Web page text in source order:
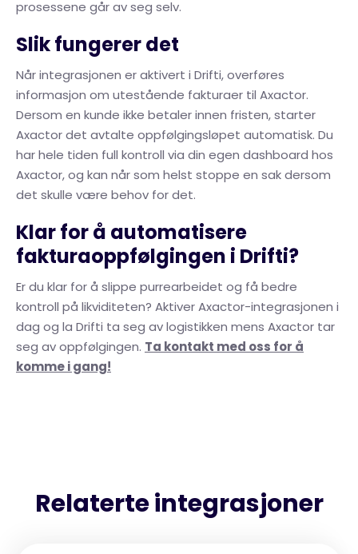
prosessene går av seg selv.
Slik fungerer det
Når integrasjonen er aktivert i Drifti, overføres
informasjon om utestående fakturaer til Axactor.
Dersom en kunde ikke betaler innen fristen, starter
Axactor det avtalte oppfølgingsløpet automatisk. Du
har hele tiden full kontroll via din egen dashboard hos
Axactor, og kan når som helst stoppe en sak dersom
det skulle være behov for det.
Klar for å automatisere
fakturaoppfølgingen i Drifti?
Er du klar for å slippe purrearbeidet og få bedre
kontroll på likviditeten? Aktiver Axactor-integrasjonen i
dag og la Drifti ta seg av logistikken mens Axactor tar
seg av oppfølgingen. Ta kontakt med oss for å
komme i gang!
Relaterte integrasjoner